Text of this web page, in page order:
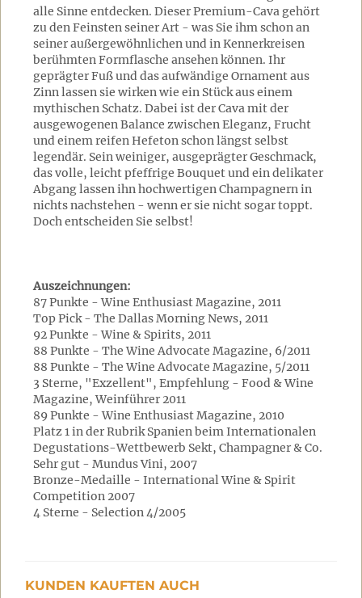
alle Sinne entdecken. Dieser Premium-Cava gehört
zu den Feinsten seiner Art - was Sie ihm schon an
seiner außergewöhnlichen und in Kennerkreisen
berühmten Formflasche ansehen können. Ihr
geprägter Fuß und das aufwändige Ornament aus
Zinn lassen sie wirken wie ein Stück aus einem
mythischen Schatz. Dabei ist der Cava mit der
ausgewogenen Balance zwischen Eleganz, Frucht
und einem reifen Hefeton schon längst selbst
legendär. Sein weiniger, ausgeprägter Geschmack,
das volle, leicht pfeffrige Bouquet und ein delikater
Abgang lassen ihn hochwertigen Champagnern in
nichts nachstehen - wenn er sie nicht sogar toppt.
Doch entscheiden Sie selbst!
Auszeichnungen:
87 Punkte - Wine Enthusiast Magazine, 2011
Top Pick - The Dallas Morning News, 2011
92 Punkte - Wine & Spirits, 2011
88 Punkte - The Wine Advocate Magazine, 6/2011
88 Punkte - The Wine Advocate Magazine, 5/2011
3 Sterne, "Exzellent", Empfehlung - Food & Wine
Magazine, Weinführer 2011
89 Punkte - Wine Enthusiast Magazine, 2010
Platz 1 in der Rubrik Spanien beim Internationalen
Degustations-Wettbewerb Sekt, Champagner & Co.
Sehr gut - Mundus Vini, 2007
Bronze-Medaille - International Wine & Spirit
Competition 2007
4 Sterne - Selection 4/2005
KUNDEN KAUFTEN AUCH